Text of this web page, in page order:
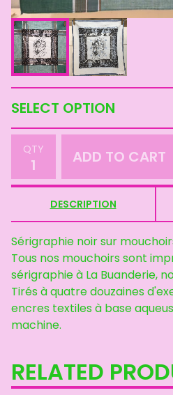
QTY ADD TO CART
DESCRIPTION
Sérigraphie noir sur
Tous nos mouchoirs sont
sérigraphie à La Buanderie,
Tirés à quatre douzaines
encres textiles à base
machine.
RELATED